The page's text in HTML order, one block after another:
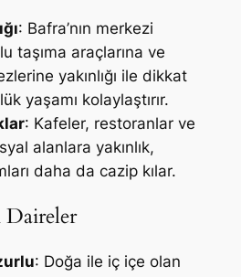
: Bafra’nın merkezi
taşıma araçlarına ve
yakınlığı ile dikkat
yaşamı kolaylaştırır.
: Kafeler, restoranlar ve
alanlara yakınlık,
daha da cazip kılar.
Daireler
: Doğa ile iç içe olan